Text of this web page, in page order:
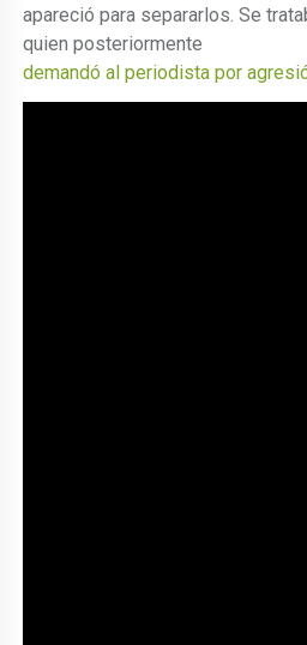
apareció para separarlos. Se
quien posteriormente
demandó al periodista por